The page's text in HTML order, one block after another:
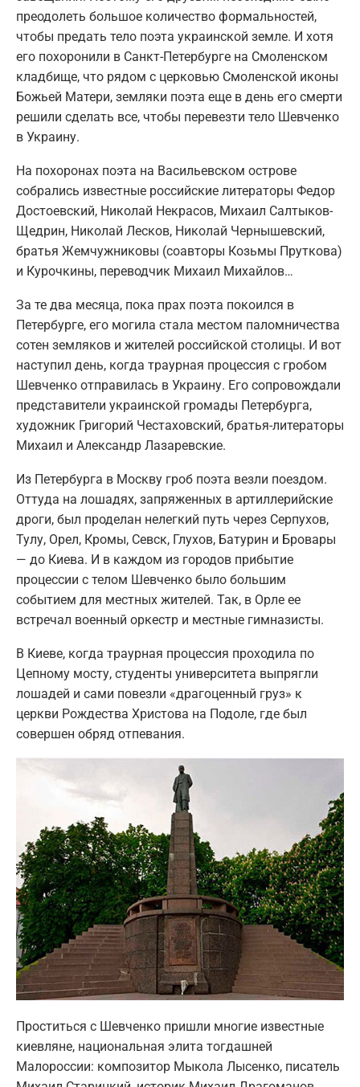
преодолеть большое количество формальностей,
чтобы предать тело поэта украинской земле. И хотя
его похоронили в Санкт-Петербурге на Смоленском
кладбище, что рядом с церковью Смоленской иконы
Божьей Матери, земляки поэта еще в день его смерти
решили сделать все, чтобы перевезти тело Шевченко
в Украину.
На похоронах поэта на Васильевском острове
собрались известные российские литераторы Федор
Достоевский, Николай Некрасов, Михаил Салтыков-
Щедрин, Николай Лесков, Николай Чернышевский,
братья Жемчужниковы (соавторы Козьмы Пруткова)
и Курочкины, переводчик Михаил Михайлов…
За те два месяца, пока прах поэта покоился в
Петербурге, его могила стала местом паломничества
сотен земляков и жителей российской столицы. И вот
наступил день, когда траурная процессия с гробом
Шевченко отправилась в Украину. Его сопровождали
представители украинской громады Петербурга,
художник Григорий Честаховский, братья-литераторы
Михаил и Александр Лазаревские.
Из Петербурга в Москву гроб поэта везли поездом.
Оттуда на лошадях, запряженных в артиллерийские
дроги, был проделан нелегкий путь через Серпухов,
Тулу, Орел, Кромы, Севск, Глухов, Батурин и Бровары
— до Киева. И в каждом из городов прибытие
процессии с телом Шевченко было большим
событием для местных жителей. Так, в Орле ее
встречал военный оркестр и местные гимназисты.
В Киеве, когда траурная процессия проходила по
Цепному мосту, студенты университета выпрягли
лошадей и сами повезли «драгоценный груз» к
церкви Рождества Христова на Подоле, где был
совершен обряд отпевания.
Проститься с Шевченко пришли многие известные
киевляне, национальная элита тогдашней
Малороссии: композитор Мыкола Лысенко, писатель